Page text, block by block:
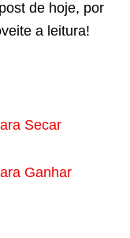
de hoje, por
a leitura!
Secar
Ganhar